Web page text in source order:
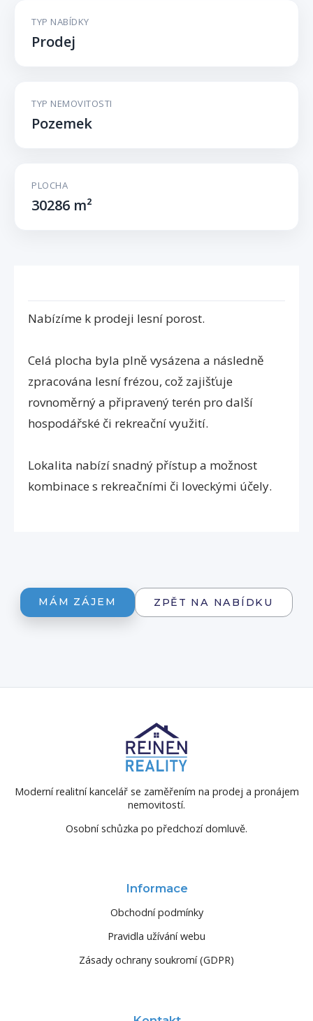
TYP NABÍDKY
Prodej
TYP NEMOVITOSTI
Pozemek
PLOCHA
30286 m²
Nabízíme k prodeji lesní porost.
Celá plocha byla plně vysázena a následně
zpracována lesní frézou, což zajišťuje
rovnoměrný a připravený terén pro další
hospodářské či rekreační využití.
Lokalita nabízí snadný přístup a možnost
kombinace s rekreačními či loveckými účely.
MÁM ZÁJEM ZPĚT NA NABÍDKU
Moderní realitní kancelář se zaměřením na prodej a pronájem
nemovitostí.
Osobní schůzka po předchozí domluvě.
Informace
Obchodní podmínky
Pravidla užívání webu
Zásady ochrany soukromí (GDPR)